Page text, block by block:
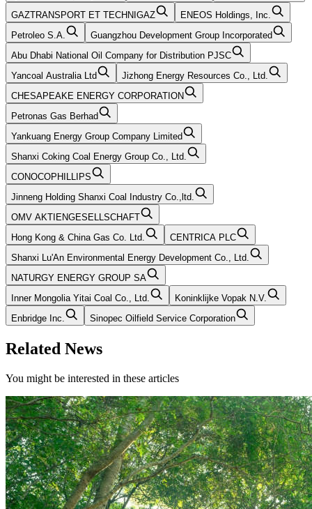
GAZTRANSPORT ET TECHNIGAZ
ENEOS Holdings, Inc.
Petroleo S.A.
Guangzhou Development Group Incorporated
Abu Dhabi National Oil Company for Distribution PJSC
Yancoal Australia Ltd
Jizhong Energy Resources Co., Ltd.
CHESAPEAKE ENERGY CORPORATION
Petronas Gas Berhad
Yankuang Energy Group Company Limited
Shanxi Coking Coal Energy Group Co., Ltd.
CONOCOPHILLIPS
Jinneng Holding Shanxi Coal Industry Co.,ltd.
OMV AKTIENGESELLSCHAFT
Hong Kong & China Gas Co. Ltd.
CENTRICA PLC
Shanxi Lu'An Environmental Energy Development Co., Ltd.
NATURGY ENERGY GROUP SA
Inner Mongolia Yitai Coal Co., Ltd.
Koninklijke Vopak N.V.
Enbridge Inc.
Sinopec Oilfield Service Corporation
Related News
You might be interested in these articles